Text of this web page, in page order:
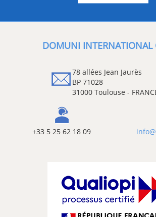
DOMUNI INTERNATIONAL
78 allées Jean Jaurès
BP 71028
31000 Toulouse -
+33 5 25 62 18 09